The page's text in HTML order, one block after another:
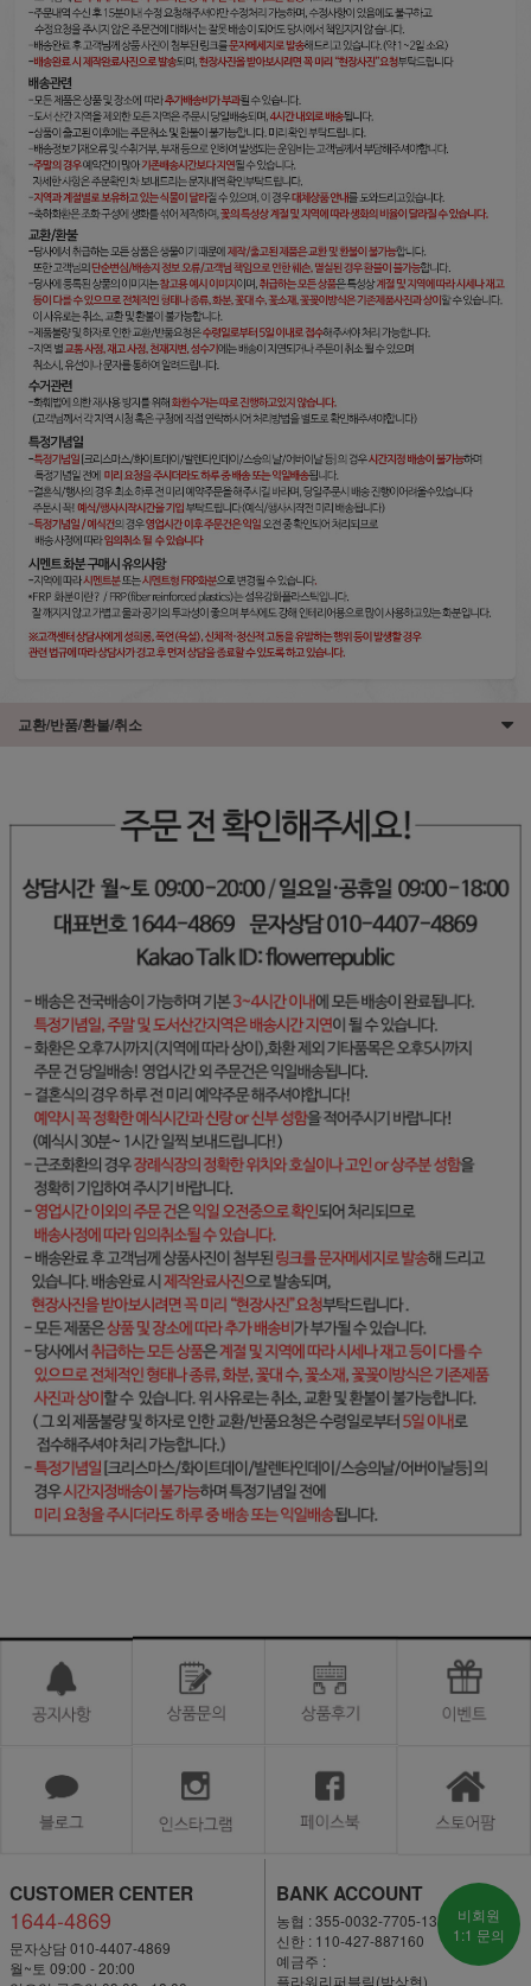
교환/반품/환불/취소
CUSTOMER CENTER
1644-4869
문자상담 010-4407-4869
월~토 09:00 - 20:00
BANK ACCOUNT
농협 : 355-0032-7705-13
신한 : 110-427-887160
예금주 :
플라워리퍼블릭(박상현)
비회원
1:1 문의